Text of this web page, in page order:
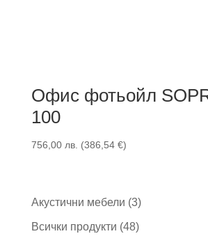
Офис фотьойл
100
756,00 лв. (386,54 €)
Акустични мебели 33
продукта
Всички продукти 4848